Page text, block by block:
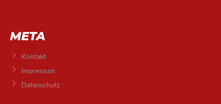
META
Kontakt
Impressum
Datenschutz